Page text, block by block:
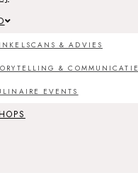
& ADVIES
& COMMUNICATIE
EVENTS